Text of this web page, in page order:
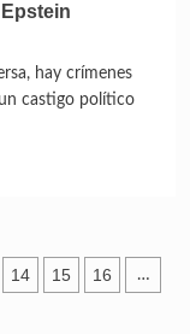
hay crímenes
castigo político
14 15 16 …